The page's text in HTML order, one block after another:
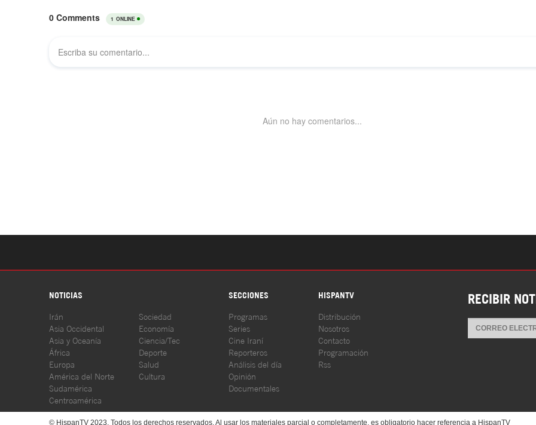
NOTICIAS SECCIONES HISPANTV
Irán
Asia Occidental
Asia y Oceanía
África
Europa
América del Norte
Sudamérica
Centroamérica
Sociedad
Economía
Ciencia/Tec
Deporte
Salud
Cultura
Programas
Series
Cine Iraní
Reporteros
Análisis del día
Opinión
Documentales
Distribución
Nosotros
Contacto
Programación
Rss
RECIBIR
© HispanTV 2023. Todos los derechos reservados. Al usar los materiales parcial o completamente, es obligatorio hacer referencia a HispanTV